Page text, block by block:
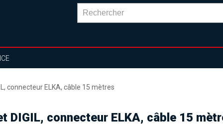
connecteur ELKA, câble 15 mètres
DIGIL, connecteur ELKA, câble 15